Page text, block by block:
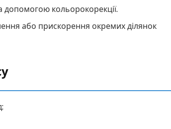
допомогою кольорокорекції.
або прискорення окремих ділянок